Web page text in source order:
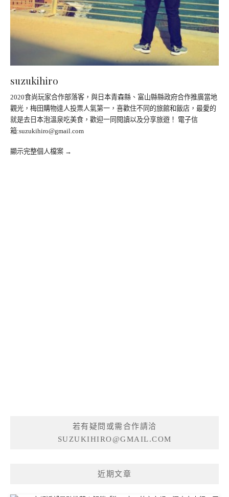
suzukihiro
2020食尚玩家合作部落客，與日本青森縣、富山縣縣政府合作推廣當地
觀光，梅田購物達人投票人氣第一，喜歡住不同的旅館和飯店，最愛的
就是去日本泡溫泉吃美食，歡迎一同閱讀以及分享旅遊！ 電子信
箱:suzukihiro@gmail.com
顯示完整個人檔案 →
若有疑問或需合作請洽
SUZUKIHIRO@GMAIL.COM
近期文章